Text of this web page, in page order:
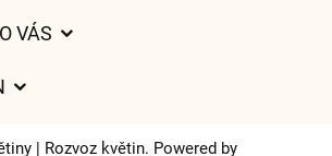
VÁS
| Rozvoz květin. Powered by